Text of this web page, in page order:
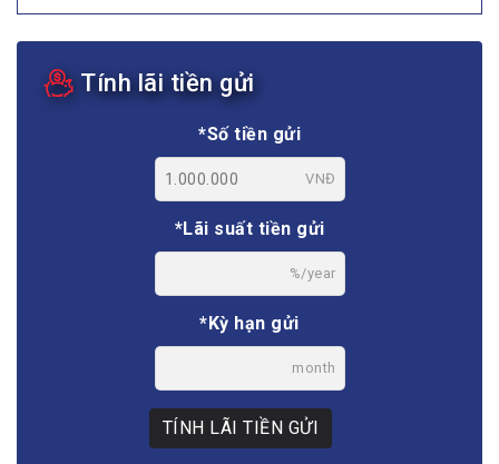
Tính lãi tiền gửi
*Số tiền gửi
VNĐ
*Lãi suất tiền gửi
%/year
*Kỳ hạn gửi
month
TÍNH LÃI TIỀN GỬI